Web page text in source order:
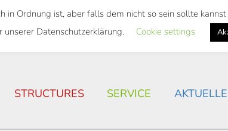
TICKET HOUSING SITUATION IN
STRUCTURES SERVICE
Ordnung ist, aber falls dem nicht so sein sollte
Datenschutzerklärung.
Cookie settings